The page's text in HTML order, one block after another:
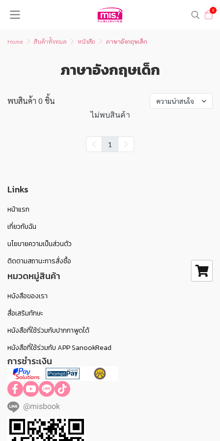
0
Home สินค้าทั้งหมด หนังสือ ภาษาอังกฤษเด็ก
ภาษาอังกฤษเด็ก
พบสินค้า 0 ชิ้น ความน่าสนใจ
ไม่พบสินค้า
1
Links
หน้าแรก
เกี่ยวกับฉัน
นโยบายความเป็นส่วนตัว
ติดตามสถานะการสั่งซื้อ
หมวดหมู่สินค้า
หนังสือของเรา
สื่อเสริมทักษะ
หนังสือที่ใช้ร่วมกับปากกาพูดได้
หนังสือที่ใช้ร่วมกับ APP SanookRead
การชำระเงิน
@misbook